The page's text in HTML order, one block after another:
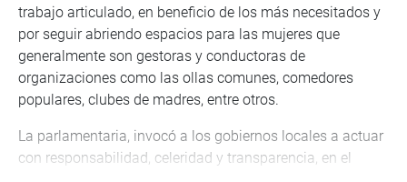
trabajo articulado, en beneficio de los más necesitados y
por seguir abriendo espacios para las mujeres que
generalmente son gestoras y conductoras de
organizaciones como las ollas comunes, comedores
populares, clubes de madres, entre otros.
La parlamentaria, invocó a los gobiernos locales a actuar
con responsabilidad, celeridad y transparencia, en el